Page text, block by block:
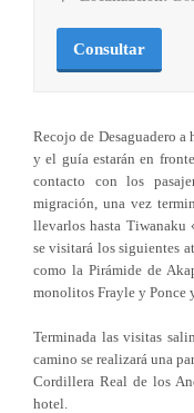
Consultar
Recojo de Desaguadero
y el guía estarán en
contacto con los
migración, una vez
llevarlos hasta Tiwanaku
se visitará los siguientes
como la Pirámide de
monolitos Frayle y Ponce
Terminada las visitas
camino se realizará una
Cordillera Real de los
hotel.